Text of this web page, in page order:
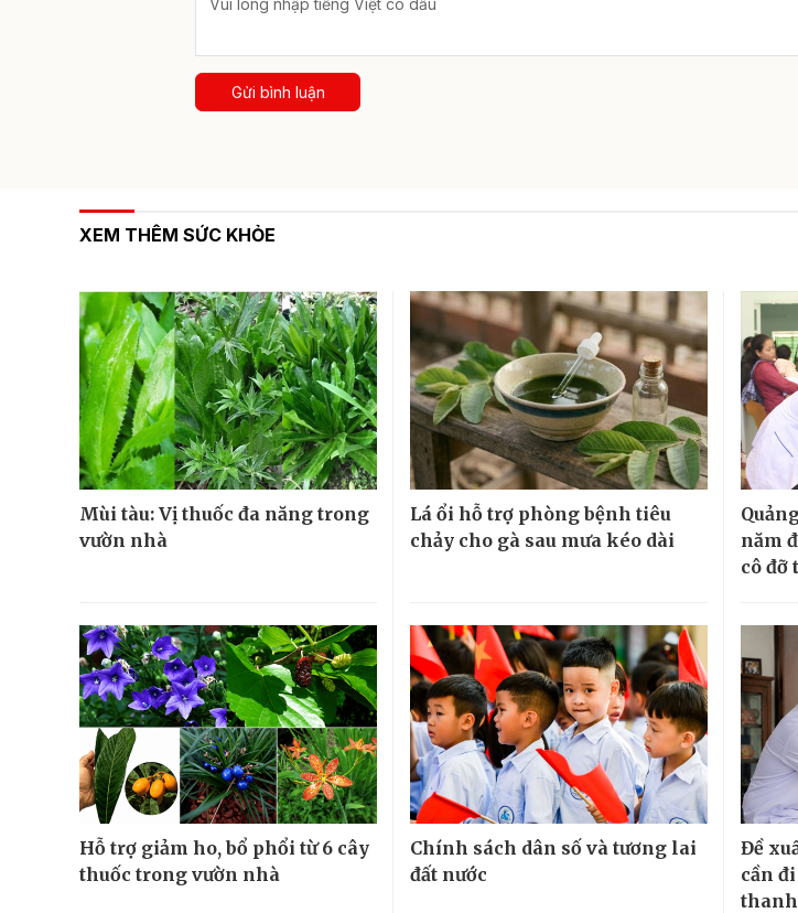
Gửi bình luận
XEM THÊM SỨC KHỎE
Mùi tàu: Vị thuốc đa năng trong
vườn nhà
Lá ổi hỗ trợ phòng bệnh tiêu
chảy cho gà sau mưa kéo dài
năm
cô đỡ
Hỗ trợ giảm ho, bổ phổi từ 6 cây
thuốc trong vườn nhà
Chính sách dân số và tương lai
đất nước
Đề
cần